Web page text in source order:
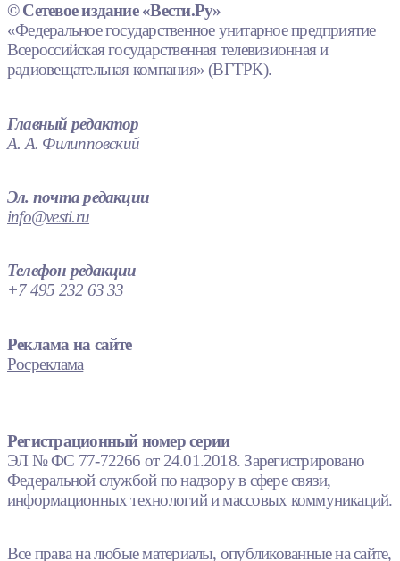
© Сетевое издание «Вести.Ру»
«Федеральное государственное унитарное предприятие
Всероссийская государственная телевизионная и
радиовещательная компания» (ВГТРК).
Главный редактор
А. А. Филипповский
Эл. почта редакции
info@vesti.ru
Телефон редакции
+7 495 232 63 33
Реклама на сайте
Росреклама
Регистрационный номер серии
ЭЛ № ФС 77-72266 от 24.01.2018. Зарегистрировано
Федеральной службой по надзору в сфере связи,
информационных технологий и массовых коммуникаций.
Все права на любые материалы, опубликованные на сайте,